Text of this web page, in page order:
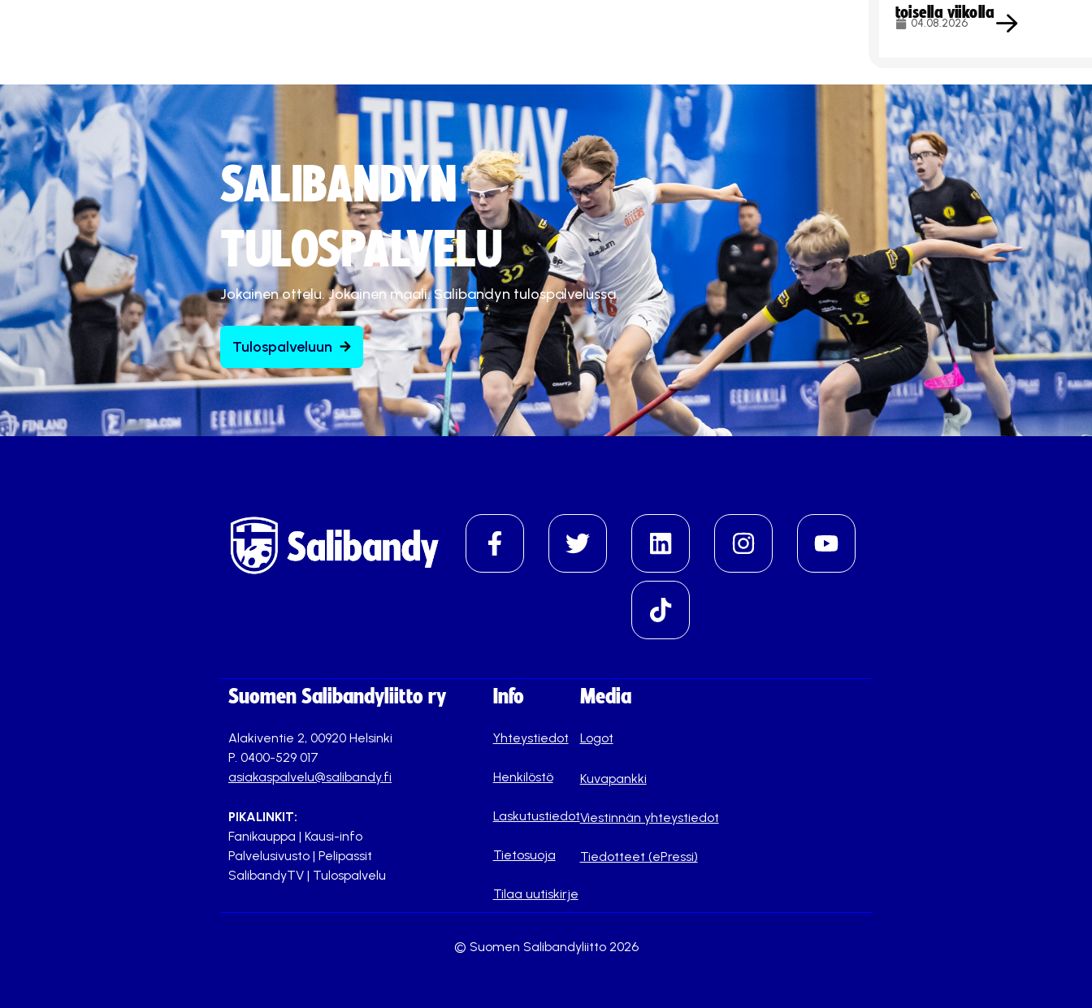
toisella viikolla
04.08.2026
SALIBANDYN
TULOSPALVELU
Jokainen ottelu. Jokainen maali. Salibandyn tulospalvelussa.
Tulospalveluun
Suomen Salibandyliitto ry
Alakiventie 2, 00920 Helsinki
P. 0400-529 017
asiakaspalvelu@salibandy.fi
PIKALINKIT:
Fanikauppa | Kausi-info
Palvelusivusto | Pelipassit
SalibandyTV | Tulospalvelu
Info
Yhteystiedot
Henkilöstö
Laskutustiedot
Tietosuoja
Tilaa uutiskirje
Media
Logot
Kuvapankki
Viestinnän yhteystiedot
Tiedotteet (ePressi)
© Suomen Salibandyliitto 2026